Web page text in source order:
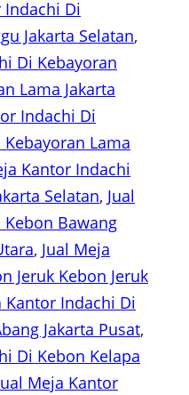
Indachi Di
Jakarta Selatan
Di Kebayoran
Lama Jakarta
Indachi Di
Lama
Kantor Indachi
Selatan, Jual
Bawang
, Jual Meja
Jeruk Kebon Jeruk
Kantor Indachi Di
Jakarta Pusat
Di Kebon Kelapa
Meja Kantor